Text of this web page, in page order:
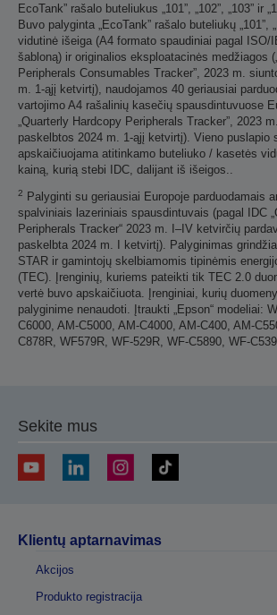
EcoTank” rašalo buteliukus „101”, „102”, „103” ir
Buvo palyginta „EcoTank” rašalo buteliukų „101”,
vidutinė išeiga (A4 formato spaudiniai pagal ISO/
šabloną) ir originalios eksploatacinės medžiagos
Peripherals Consumables Tracker”, 2023 m.
m. 1-ąjį ketvirtį), naudojamos 40 geriausiai
vartojimo A4 rašalinių kasečių spausdintuvuose
„Quarterly Hardcopy Peripherals Tracker”, 2023
paskelbtos 2024 m. 1-ąjį ketvirtį). Vieno puslapio
apskaičiuojama atitinkamo buteliuko / kasetės
kainą, kurią stebi IDC, dalijant iš išeigos..
2
Palyginti su geriausiai Europoje parduodamais
spalviniais lazeriniais spausdintuvais (pagal IDC
Peripherals Tracker“ 2023 m. I–IV ketvirčių
paskelbta 2024 m. I ketvirtį). Palyginimas
STAR ir gamintojų skelbiamomis tipinėmis
(TEC). Įrenginių, kuriems pateikti tik TEC 2.0
vertė buvo apskaičiuota. Įrenginiai, kurių
palyginime nenaudoti. Įtraukti „Epson“ modeliai:
C6000, AM-C5000, AM-C4000, AM-C400, AM-
C878R, WF579R, WF-529R, WF-C5890, WF-
Sekite mus
Klientų aptarnavimas
Akcijos
Produkto registracija